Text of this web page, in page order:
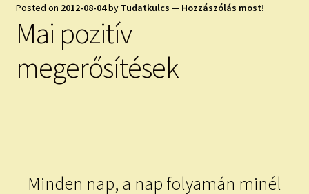
NAPI ASZTROLÓGIA
KÉRJ EGY MEGERŐSÍTÉST!
IRATKOZZ FEL A VIDEÓ CSATORNÁNKRA!
Posted on 2012-08-04by Tudatkulcs — Hozzászólás most!
Mai pozitív
megerősítések
Minden nap, a nap folyamán minél